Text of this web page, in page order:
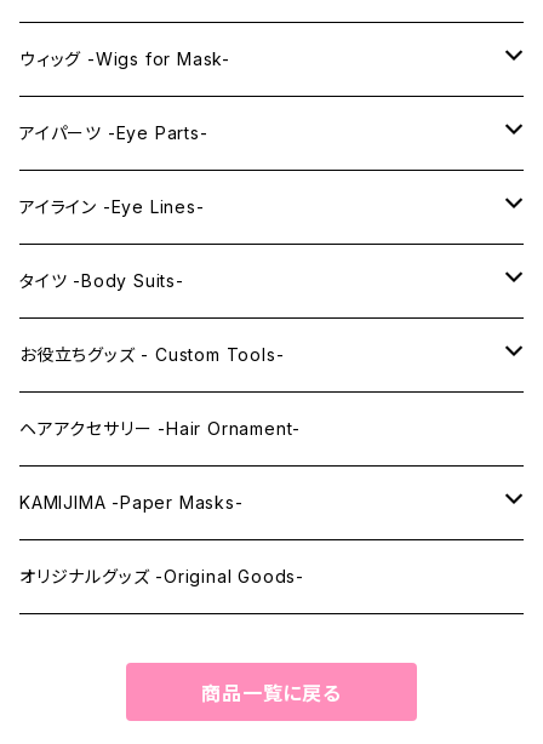
プレミアムウィッグ -Premium Wigs-
プレミアムレンズアイ -Premium Lens eye-
KAWAII series
IDOL series
PRINCESS series
KAWAII Little series
アニメマスク -Anime Masks-
ドールマスク -Doll Masks-
ウィッグ -Wigs for Mask-
ロング -Long-
ミドル -Middle-
アイパーツ -Eye Parts-
レンズアイ -Lens Eyes-
レンズアイ
レンズアイEX
クリスタルアイ -Crystal Eyes-
アイライン -Eye Lines-
アイラインステッカー -Eye Line Stickers-
まゆ毛 -Eyebrows-
まつ毛 -Eyelash-
タイツ -Body Suits-
全身タイツ -Full Body Suits-
上半身タイツ -Upper Body Suits-
お役立ちグッズ - Custom Tools-
カスタム用品 -Custom Tools-
ウィッグメンテナンス -Wig Maintenance-
ヘアアクセサリー -Hair Ornament-
KAMIJIMA -Paper Masks-
ペーパーマスク -Paper Masks-
オリジナルグッズ -Original Goods-
商品一覧に戻る